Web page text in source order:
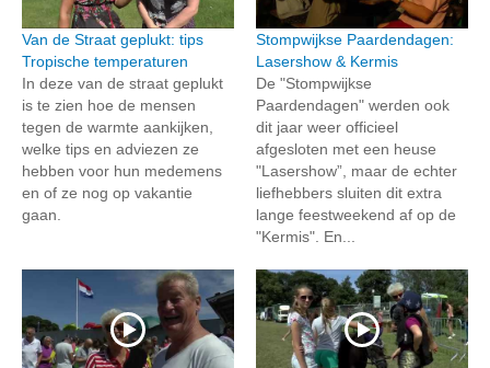
Van de Straat geplukt: tips
Tropische temperaturen
In deze van de straat geplukt
is te zien hoe de mensen
tegen de warmte aankijken,
welke tips en adviezen ze
hebben voor hun medemens
en of ze nog op vakantie
gaan.
Stompwijkse Paardendagen:
Lasershow & Kermis
De "Stompwijkse
Paardendagen" werden ook
dit jaar weer officieel
afgesloten met een heuse
"Lasershow”, maar de echter
liefhebbers sluiten dit extra
lange feestweekend af op de
"Kermis". En...